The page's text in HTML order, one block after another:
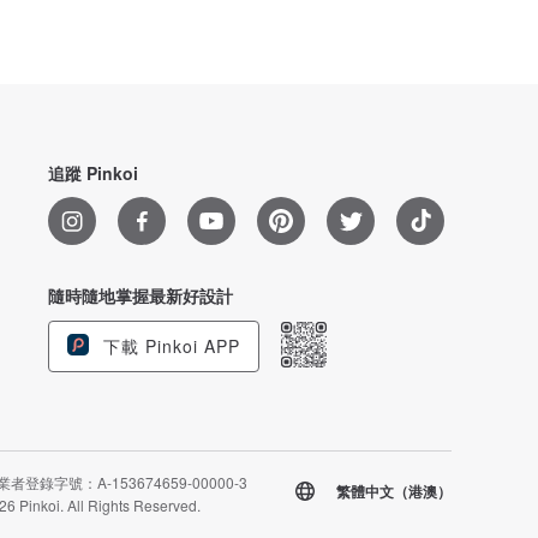
追蹤 Pinkoi
隨時隨地掌握最新好設計
下載 Pinkoi APP
者登錄字號：A-153674659-00000-3
Pinkoi. All Rights Reserved.
繁體中文（港澳）